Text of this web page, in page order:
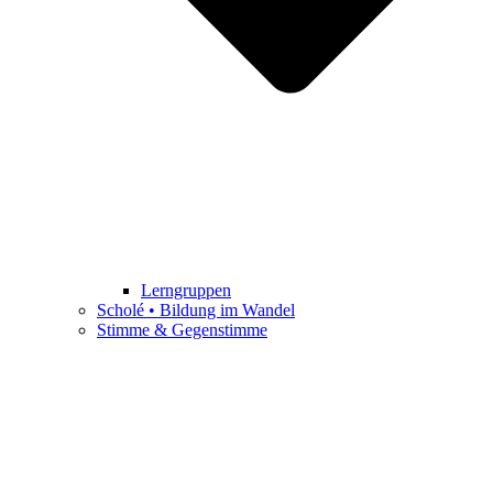
Lerngruppen
Scholé • Bildung im Wandel
Stimme & Gegenstimme